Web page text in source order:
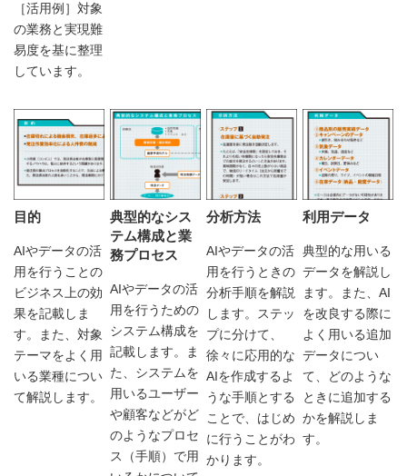
［活用例］対象
の業務と実現難
易度を基に整理
しています。
目的
AIやデータの活
用を行うことの
ビジネス上の効
果を記載しま
す。また、対象
テーマをよく用
いる業種につい
て解説します。
典型的なシス
テム構成と業
務プロセス
AIやデータの活
用を行うための
システム構成を
記載します。ま
た、システムを
用いるユーザー
や顧客などがど
のようなプロセ
ス（手順）で用
分析方法
AIやデータの活
用を行うときの
分析手順を解説
します。ステッ
プに分けて、
徐々に応用的な
AIを作成するよ
うな手順とする
ことで、はじめ
に行うことがわ
かります。
利用データ
典型的な用いる
データを解説し
ます。また、AI
を改良する際に
よく用いる追加
データについ
て、どのような
ときに追加する
かを解説しま
す。